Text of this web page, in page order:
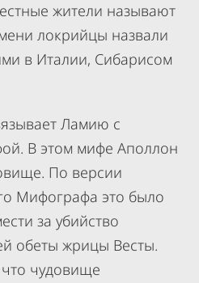
жители называют
локрийцы назвали
в Италии, Сибарисом
Ламию с
В этом мифе Аполлон
По версии
Мифографа это было
за убийство
обеты жрицы Весты.
чудовище